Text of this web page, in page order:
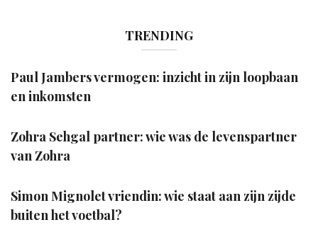
TRENDING
Paul Jambers vermogen: inzicht in zijn loopbaan
en inkomsten
Zohra Sehgal partner: wie was de levenspartner
van Zohra
Simon Mignolet vriendin: wie staat aan zijn zijde
buiten het voetbal?